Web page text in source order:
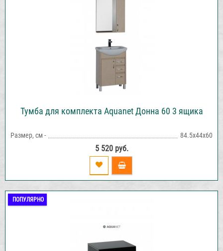
Тумба для комплекта Aquanet Донна 60 3 ящика
Размер, см - 84.5х44х60
5 520 руб.
ПОПУЛЯРНО